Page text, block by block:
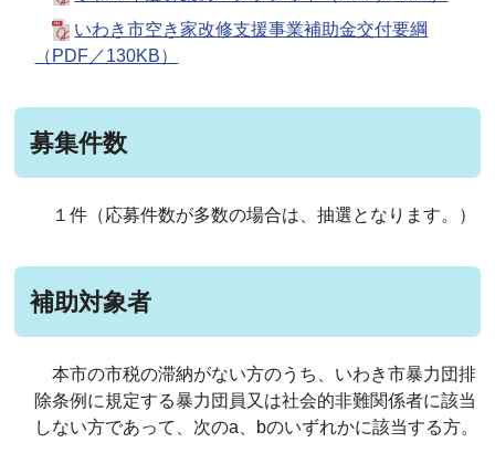
いわき市空き家改修支援事業補助金交付要綱
（PDF／130KB）
募集件数
１件（応募件数が多数の場合は、抽選となります。）
補助対象者
本市の市税の滞納がない方のうち、いわき市暴力団排
除条例に規定する暴力団員又は社会的非難関係者に該当
しない方であって、次のa、bのいずれかに該当する方。